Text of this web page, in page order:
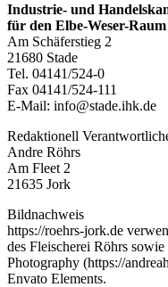
Industrie- und
für den Elbe-Weser-Raum
Am Schäferstieg 2
21680 Stade
Tel. 04141/524-0
Fax 04141/524-111
E-Mail: info@stade.ihk.de
Redaktionell
Andre Röhrs
Am Fleet 2
21635 Jork
Bildnachweis
https://roehrs-jork.de
des Fleischerei Röhrs
Photography (https://
Envato Elements.